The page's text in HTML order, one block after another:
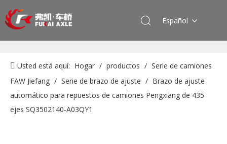
Español
Usted está aquí: Hogar / productos / Serie de camiones
FAW Jiefang / Serie de brazo de ajuste / Brazo de ajuste
automático para repuestos de camiones Pengxiang de 435
ejes SQ3502140-A03QY1